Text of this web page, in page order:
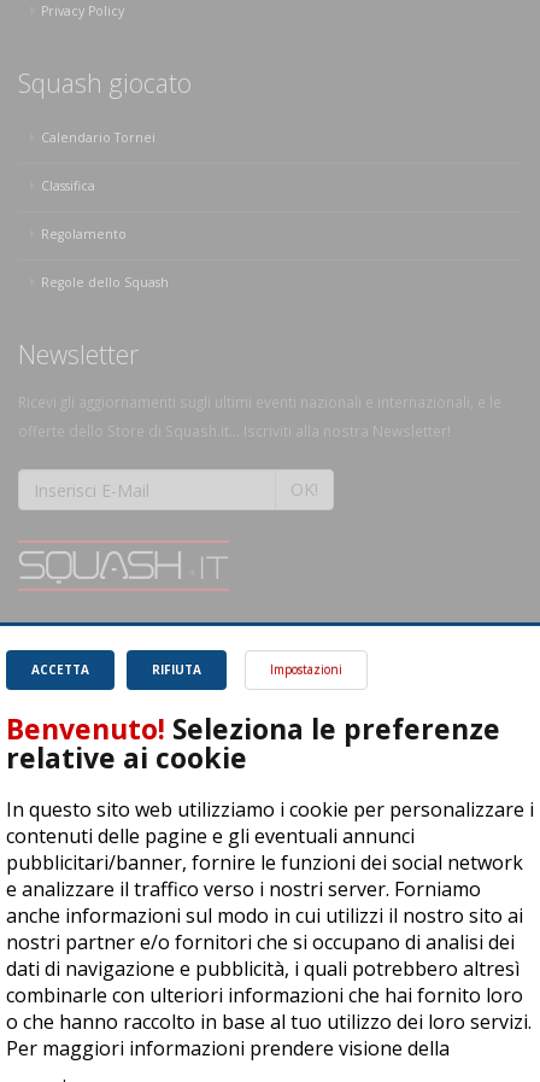
Privacy Policy
Squash giocato
Calendario Tornei
Classifica
Regolamento
Regole dello Squash
Newsletter
Ricevi gli aggiornamenti sugli ultimi eventi nazionali e internazionali, e le
offerte dello Store di Squash.it... Iscriviti alla nostra Newsletter!
OK!
magnifico sport.
Leggi
RIFIUTA
ACCETTA Impostazioni
Benvenuto! Seleziona le preferenze
relative ai cookie
In questo sito web utilizziamo i cookie per personalizzare i
contenuti delle pagine e gli eventuali annunci
pubblicitari/banner, fornire le funzioni dei social network
e analizzare il traffico verso i nostri server. Forniamo
anche informazioni sul modo in cui utilizzi il nostro sito ai
nostri partner e/o fornitori che si occupano di analisi dei
dati di navigazione e pubblicità, i quali potrebbero altresì
combinarle con ulteriori informazioni che hai fornito loro
o che hanno raccolto in base al tuo utilizzo dei loro servizi.
Per maggiori informazioni prendere visione della
.
ASD Let's Sport - Via T. Olivelli 3, 25014 Castenedolo (BS) - P. Iva:
04278030988
© Copyright 2015 | All Rights Reserved - Powered byDynDevice
Privacy Policy Cookie Policy Accessibilità Sitemap